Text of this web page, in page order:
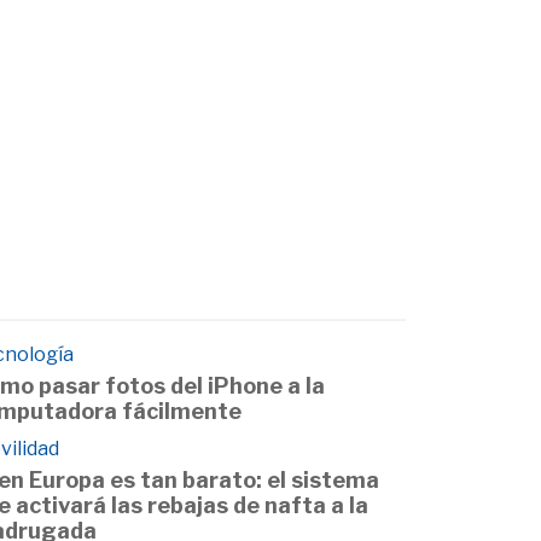
pasar fotos del iPhone a la
fácilmente
Europa es tan barato: el sistema
activará las rebajas de nafta a la